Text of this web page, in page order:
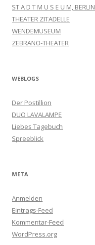
ST A D T M U S E U M, BERLIN
THEATER ZITADELLE
WENDEMUSEUM
ZEBRANO-THEATER
WEBLOGS
Der Postillion
DUO LAVALAMPE
Liebes Tagebuch
Spreeblick
META
Anmelden
Eintrags-Feed
Kommentar-Feed
WordPress.org